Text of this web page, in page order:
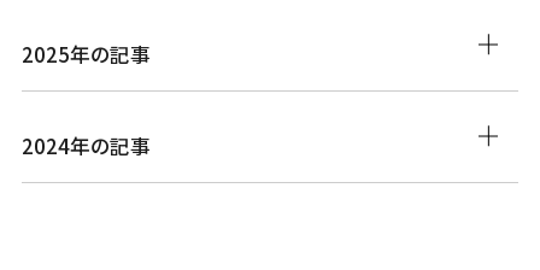
2025年の記事
2024年の記事